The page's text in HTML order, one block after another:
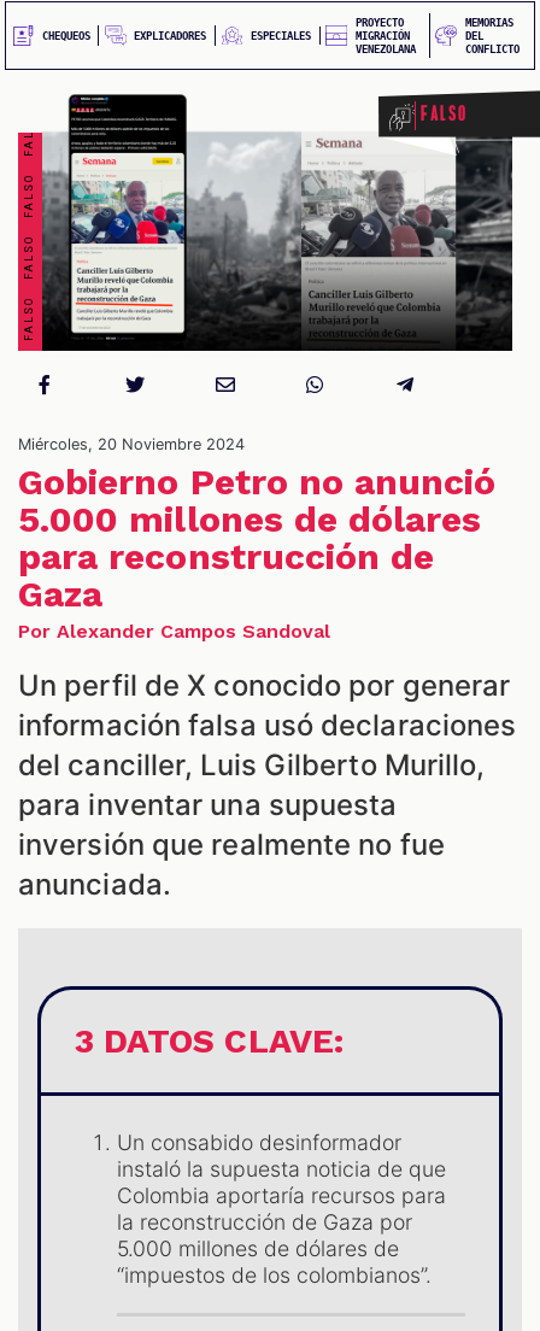
CHEQUEOS EXPLICADORES ESPECIALES
PROYECTO
MIGRACIÓN
VENEZOLANA
MEMORIAS
DEL
CONFLICTO
FALSO FALSO FALSO FALSO FALSO FALSO FALSO FALSO Falso
Miércoles, 20 Noviembre 2024
Gobierno Petro no anunció
5.000 millones de dólares
para reconstrucción de
Gaza
Por Alexander Campos Sandoval
Un perfil de X conocido por generar
información falsa usó declaraciones
del canciller, Luis Gilberto Murillo,
para inventar una supuesta
inversión que realmente no fue
anunciada.
3 DATOS CLAVE:
Un consabido desinformador
instaló la supuesta noticia de que
Colombia aportaría recursos para
la reconstrucción de Gaza por
5.000 millones de dólares de
“impuestos de los colombianos”.